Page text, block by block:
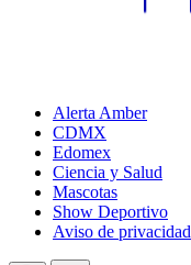
Alerta Amber
CDMX
Edomex
Ciencia y Salud
Mascotas
Show Deportivo
Aviso de privacidad